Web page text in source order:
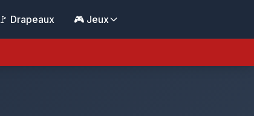
🚩 Drapeaux 🎮 Jeux